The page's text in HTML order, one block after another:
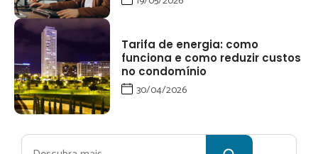
Tarifa de energia: como
funciona e como reduzir custos
no condomínio
30/04/2026
Pesquisar